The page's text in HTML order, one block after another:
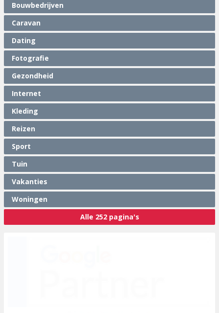
Bouwbedrijven
Caravan
Dating
Fotografie
Gezondheid
Internet
Kleding
Reizen
Sport
Tuin
Vakanties
Woningen
Alle 252 pagina's